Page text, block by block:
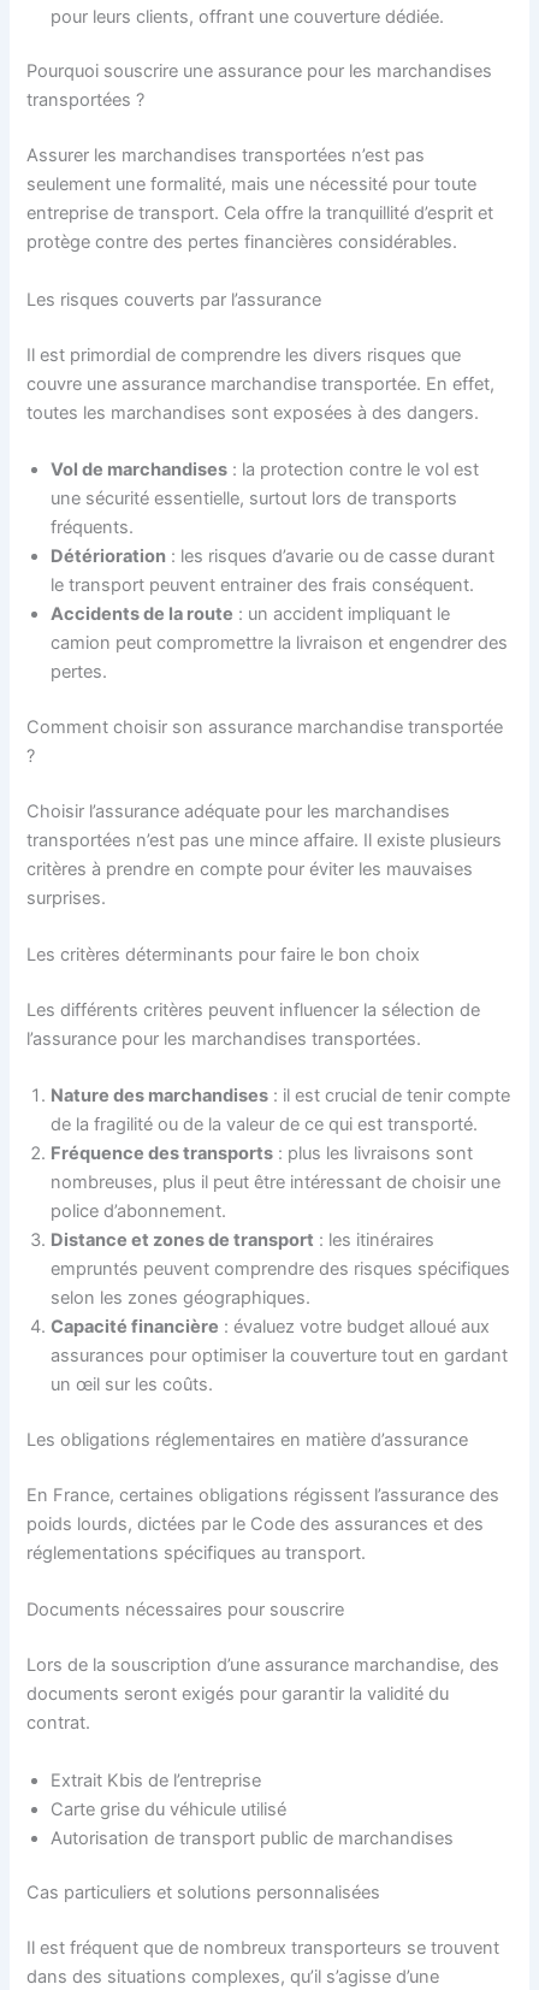
pour leurs clients, offrant une couverture dédiée.
Pourquoi souscrire une assurance pour les marchandises
transportées ?
Assurer les marchandises transportées n’est pas
seulement une formalité, mais une nécessité pour toute
entreprise de transport. Cela offre la tranquillité d’esprit et
protège contre des pertes financières considérables.
Les risques couverts par l’assurance
Il est primordial de comprendre les divers risques que
couvre une assurance marchandise transportée. En effet,
toutes les marchandises sont exposées à des dangers.
Vol de marchandises : la protection contre le vol est
une sécurité essentielle, surtout lors de transports
fréquents.
Détérioration : les risques d’avarie ou de casse durant
le transport peuvent entrainer des frais conséquent.
Accidents de la route : un accident impliquant le
camion peut compromettre la livraison et engendrer des
pertes.
Comment choisir son assurance marchandise transportée
?
Choisir l’assurance adéquate pour les marchandises
transportées n’est pas une mince affaire. Il existe plusieurs
critères à prendre en compte pour éviter les mauvaises
surprises.
Les critères déterminants pour faire le bon choix
Les différents critères peuvent influencer la sélection de
l’assurance pour les marchandises transportées.
Nature des marchandises : il est crucial de tenir compte
de la fragilité ou de la valeur de ce qui est transporté.
Fréquence des transports : plus les livraisons sont
nombreuses, plus il peut être intéressant de choisir une
police d’abonnement.
Distance et zones de transport : les itinéraires
empruntés peuvent comprendre des risques spécifiques
selon les zones géographiques.
Capacité financière : évaluez votre budget alloué aux
assurances pour optimiser la couverture tout en gardant
un œil sur les coûts.
Les obligations réglementaires en matière d’assurance
En France, certaines obligations régissent l’assurance des
poids lourds, dictées par le Code des assurances et des
réglementations spécifiques au transport.
Documents nécessaires pour souscrire
Lors de la souscription d’une assurance marchandise, des
documents seront exigés pour garantir la validité du
contrat.
Extrait Kbis de l’entreprise
Carte grise du véhicule utilisé
Autorisation de transport public de marchandises
Cas particuliers et solutions personnalisées
Il est fréquent que de nombreux transporteurs se trouvent
dans des situations complexes, qu’il s’agisse d’une